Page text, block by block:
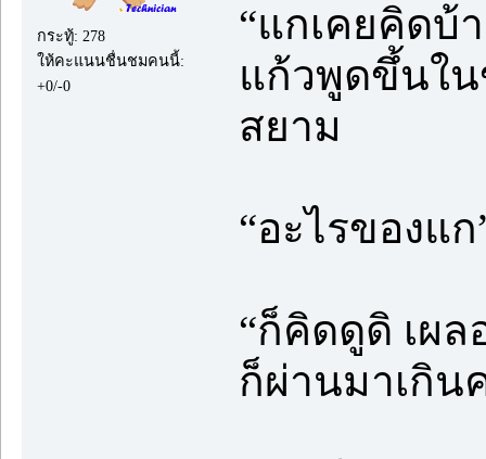
กระทู้: 278
ให้คะแนนชื่นชมคนนี้:
+0/-0
“แกเคยคิดบ้
แก้วพูดขึ้นใน
สยาม
“อะไรของแก
“ก็คิดดูดิ เผ
ก็ผ่านมาเกิน